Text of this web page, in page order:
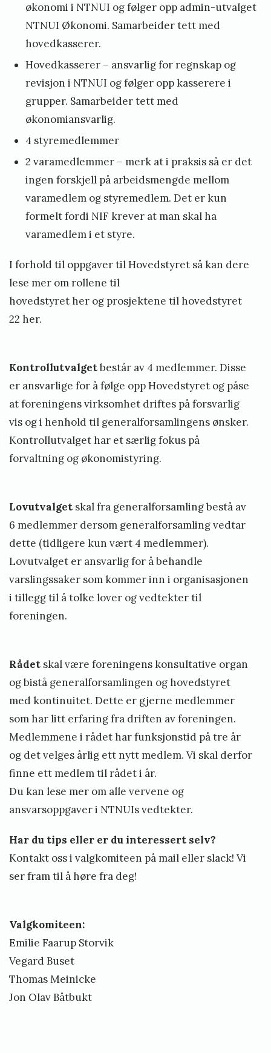
økonomi i NTNUI og følger opp admin-utvalget
NTNUI Økonomi. Samarbeider tett med
hovedkasserer.
Hovedkasserer – ansvarlig for regnskap og
revisjon i NTNUI og følger opp kasserere i
grupper. Samarbeider tett med
økonomiansvarlig.
4 styremedlemmer
2 varamedlemmer – merk at i praksis så er det
ingen forskjell på arbeidsmengde mellom
varamedlem og styremedlem. Det er kun
formelt fordi NIF krever at man skal ha
varamedlem i et styre.
I forhold til oppgaver til Hovedstyret så kan dere
lese mer om rollene til
hovedstyrether og prosjektene til hovedstyret
22 her.
Kontrollutvalgetbestår av 4 medlemmer. Disse
er ansvarlige for å følge opp Hovedstyret og påse
at foreningens virksomhet driftes på forsvarlig
vis og i henhold til generalforsamlingens ønsker.
Kontrollutvalget har et særlig fokus på
forvaltning og økonomistyring.
Lovutvalget skal fra generalforsamling bestå av
6 medlemmer dersom generalforsamling vedtar
dette (tidligere kun vært 4 medlemmer).
Lovutvalget er ansvarlig for å behandle
varslingssaker som kommer inn i organisasjonen
i tillegg til å tolke lover og vedtekter til
foreningen.
Rådet skal være foreningens konsultative organ
og bistå generalforsamlingen og hovedstyret
med kontinuitet. Dette er gjerne medlemmer
som har litt erfaring fra driften av foreningen.
Medlemmene i rådet har funksjonstid på tre år
og det velges årlig ett nytt medlem. Vi skal derfor
finne ett medlem til rådet i år.
Du kan lese mer om alle vervene og
ansvarsoppgaver i NTNUIs vedtekter.
Har du tips eller er du interessert selv?
Kontakt oss i valgkomiteen på mail eller slack! Vi
ser fram til å høre fra deg!
Valgkomiteen:
Emilie Faarup Storvik
Vegard Buset
Thomas Meinicke
Jon Olav Båtbukt